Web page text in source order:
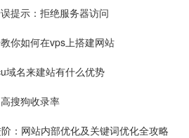
提示：拒绝服务器访问
你如何在vps上搭建网站
域名来建站有什么优势
搜狗收录率
：网站内部优化及关键词优化全攻略